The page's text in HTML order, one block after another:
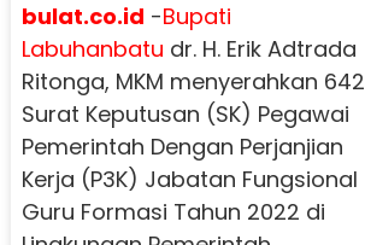
bulat.co.id -Bupati
Labuhanbatu dr. H. Erik Adtrada
Ritonga, MKM menyerahkan 642
Surat Keputusan (SK) Pegawai
Pemerintah Dengan Perjanjian
Kerja (P3K) Jabatan Fungsional
Guru Formasi Tahun 2022 di